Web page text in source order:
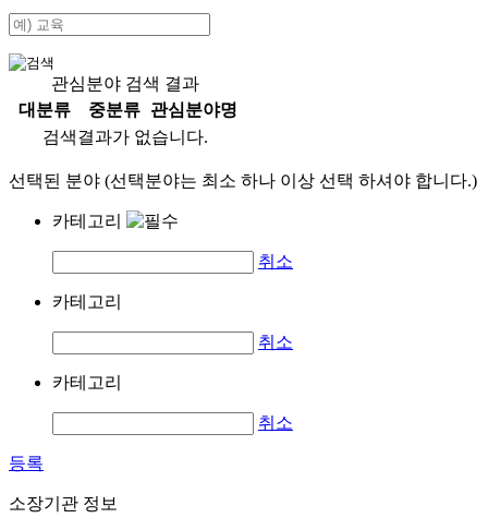
관심분야 검색 결과
대분류
중분류
관심분야명
검색결과가 없습니다.
선택된 분야 (선택분야는 최소 하나 이상 선택 하셔야 합니다.)
카테고리
취소
카테고리
취소
카테고리
취소
등록
소장기관 정보